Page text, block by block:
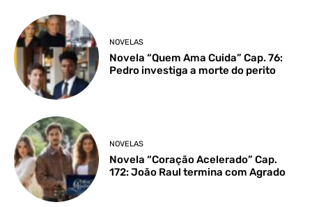
NOVELAS
Novela “Quem Ama Cuida” Cap. 76:
Pedro investiga a morte do perito
NOVELAS
Novela “Coração Acelerado” Cap.
172: João Raul termina com Agrado